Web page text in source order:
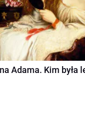
Adama. Kim była